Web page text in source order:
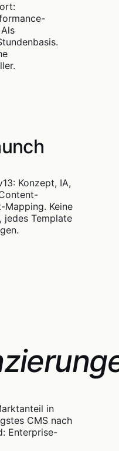
Konzept, IA,
Mapping. Keine
jedes Template
in
CMS nach
Enterprise-